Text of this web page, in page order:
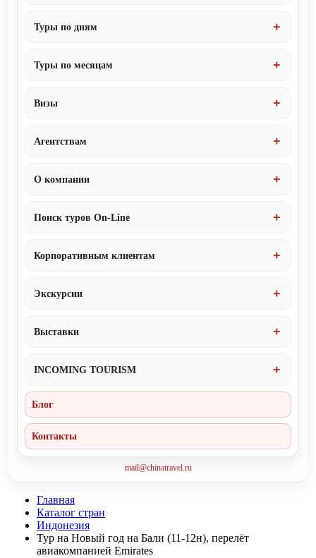
Туры по дням
Туры по месяцам
Визы
Агентствам
О компании
Поиск туров On-Line
Корпоративным клиентам
Экскурсии
Выставки
INCOMING TOURISM
Блог
Контакты
mail@chinatravel.ru
Главная
Каталог стран
Индонезия
Тур на Новый год на Бали (11-12н), перелёт
авиакомпанией Emirates